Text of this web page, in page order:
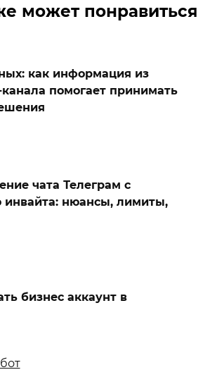
может понравиться
как информация из
помогает принимать
чата Телеграм с
нюансы, лимиты,
бизнес аккаунт в